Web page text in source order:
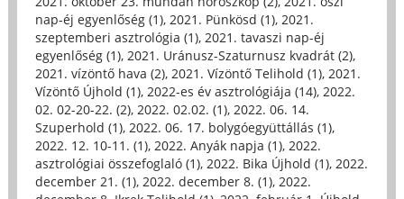
nap-éj egyenlőség (1), 2021. Pünkösd (1), 2021.
szeptemberi asztrológia (1), 2021. tavaszi nap-éj
egyenlőség (1), 2021. Uránusz-Szaturnusz kvadrát (2),
2021. vízöntő hava (2), 2021. Vízöntő Telihold (1), 2021.
Vízöntő Újhold (1), 2022-es év asztrológiája (14), 2022.
02. 02-20-22. (2), 2022. 02.02. (1), 2022. 06. 14.
Szuperhold (1), 2022. 06. 17. bolygóegyüttállás (1),
2022. 12. 10-11. (1), 2022. Anyák napja (1), 2022.
asztrológiai összefoglaló (1), 2022. Bika Újhold (1), 2022.
december 21. (1), 2022. december 8. (1), 2022.